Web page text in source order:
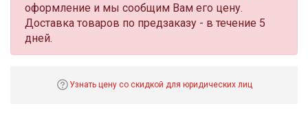
оформление и мы сообщим Вам его цену.
Доставка товаров по предзаказу - в течение 5
дней.
Узнать цену со скидкой для юридических лиц